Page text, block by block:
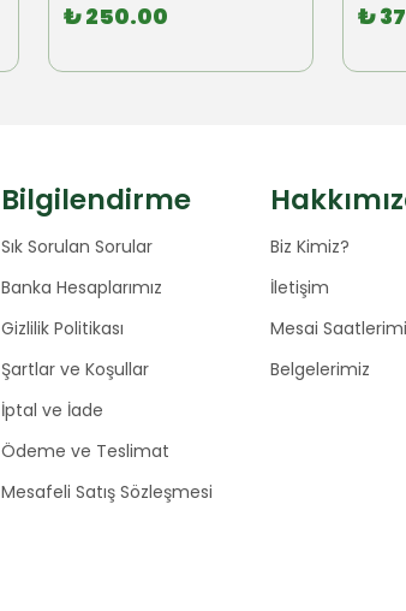
₺ 250.00 ₺
Bilgilendirme
Sık Sorulan Sorular
Banka Hesaplarımız
Gizlilik Politikası
Şartlar ve Koşullar
İptal ve İade
Ödeme ve Teslimat
Mesafeli Satış Sözleşmesi
Biz Kimiz?
İletişim
Mesai
Belgelerimiz